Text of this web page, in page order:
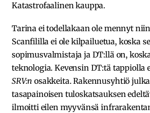
Katastrofaalinen kauppa.
Tarina ei todellakaan ole mennyt
Scanfililla ei ole kilpailuetua, koska
sopimusvalmistaja ja DT:llä on,
teknologia. Kevensin DT:tä tappiolla
SRV:n osakkeita. Rakennusyhtiö
tasapainoisen tuloskatsauksen
ilmoitti eilen myyvänsä